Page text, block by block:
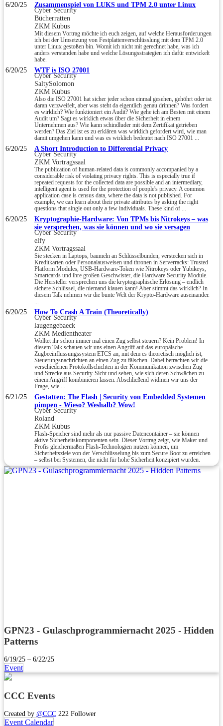
6/20/25 Zusammenspiel von LUKS und TPM 2.0 unter Linux
Cyber Security
Bücherratten
ZKM Kubus
Mit diesem Vortrag möchte ich euch zeigen, auf welche Herausforderungen
ich bei der Umsetzung von Festplattenverschlüsslung mit dem TPM 2.0
unter Linux gestoßen bin. Womit ich nicht mit gerechnet habe, was ich
anders verstanden habe und welche Lösungsstrategien ich dafür entwickelt
habe.
6/20/25 WTF is ISO 27001
Cyber Security
SaltySolomon
ZKM Kubus
Also die ISO 27001 hat sicher jeder schon einmal gesehen, gehöhrt oder ist
daran verzweifelt, aber was steht da eigentlich genau drinnen? Was fordert
es wirklich? Wie funktioniert ein Audit? Wie gehe ich am Besten mit einem
Audit um? Sagt es wirklich etwas über die Sicherheit in einem
Unternehmen aus? Wie kann schindluder mit dem Zertifikat getrieben
werden? Das Ziel ist es zu erklären was wirklich gefordert wird, wie man
damit umgehen kann und was es wirklich bedeutet nach ISO 27001 ...
6/20/25 A Short Introduction to Differential Privacy
Cyber Security
ZKM Vortragssaal
The publication of human-related data is commonly accompanied by a
considerable risk of violating privacy rights. This is especially true if
repeated requests for the collected data are possible and an intermediary,
intelligent agent is used for the protection of people's privacy. A common
application case is census data, where the data is not published. For
example, we can learn about their private attributes by asking the right
questions that single out only a few individuals. These kind of ...
6/20/25
Kryptographie-Hardware: Von TPMs bis Nitrokeys – was
sie versprechen, was sie können und wo sie versagen
Cyber Security
elfy
ZKM Vortragssaal
Sie stecken in Laptops, baumeln an Schlüsselbunden, verstecken sich in
Kreditkarten oder Personalausweisen und thronen in Serverracks: Trusted
Platform Modules, USB-Hardware-Token wie Nitrokeys oder Yubikeys,
Smartcards und ihre großen Geschwister, die Hardware Security Module.
Die Hersteller versprechen uns die kryptographische Erlösung – endlich
sichere Schlüssel, die niemand klauen kann! Aber stimmt das wirklich? In
diesem Talk nehmen wir die bunte Welt der Krypto-Hardware auseinander.
6/20/25 How To Crash A Train (Theoretically)
Cyber Security
laugengebaeck
ZKM Medientheater
Wolltet ihr schon immer mal einen Zug selbst steuern? Kein Problem! In
diesem Talk schauen wir uns einen Angriff auf das europäische
Zugbeeinflussungssystem ETCS an, mit dem es theoretisch möglich ist,
Steuerungsnachrichten an einen Zug zu fälschen. Dabei betrachten wir die
verschiedenen Protokollschichten in der Kommunikation zwischen Zug
und Strecke aus Security-Sicht und sehen, wie sich deren Schwächen zu
einem Angriff kombinieren lassen. Abschließend widmen wir uns der
Frage, wie ...
6/21/25
Gestatten: The Flash | Security von Embedded Systemen
pimpen - Wieso? Weshalb? Wow!
Cyber Security
Roland
ZKM Kubus
Flash-Speicher sind mehr als nur passive Datencontainer – sie können
aktive Sicherheitskomponenten sein. Dieser Vortrag zeigt, wie Maker und
Profis gleichermaßen Flash-Technologien nutzen können, um
Sicherheitsziele von der Verschlüsselung bis zum Secure Boot zu erreichen
– selbst bei Systemen, die nicht für hohe Sicherheit konzipiert wurden.
GPN23 - Gulaschprogrammiernacht 2025 - Hidden
Patterns
6/19/25 – 6/22/25
Event
CCC Events
Created by @CCC 222 Follower
Event Calendar